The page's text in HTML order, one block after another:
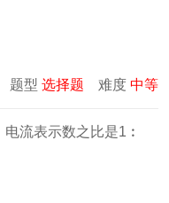
题型 选择题 难度 中等
流表示数之比是1︰